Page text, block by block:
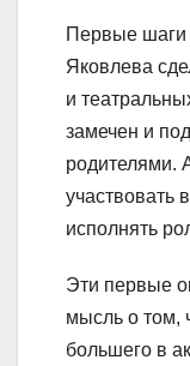
Первые шаги
Яковлева
и
замечен и
родителями.
участвовать
исполнять
Эти первые
мысль о том,
большего в